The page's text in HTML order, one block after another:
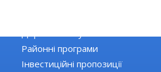
Районні програми
Інвестиційні пропозиції